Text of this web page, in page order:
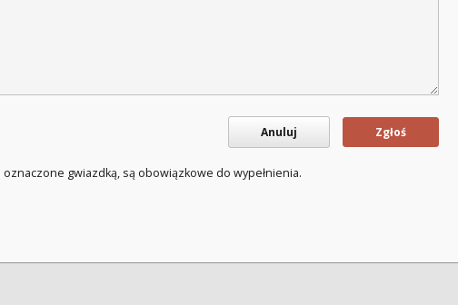
Anuluj Zgłoś
oznaczone gwiazdką, są obowiązkowe do wypełnienia.